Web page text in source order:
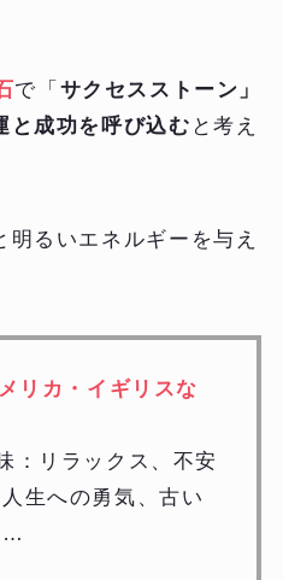
で「 サクセスストーン」
と成功を呼び込む と考え
るいエネルギーを与え
リカ・イギリスな
：リラックス、不安
生への勇気、古い
…